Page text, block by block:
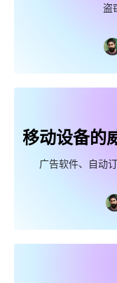
盗
移动设备的
广告软件、自动